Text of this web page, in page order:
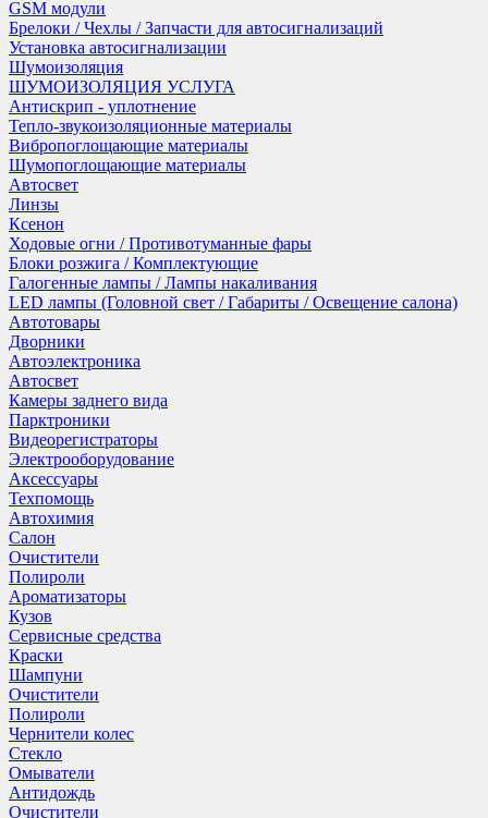
GSM модули
Брелоки / Чехлы / Запчасти для автосигнализаций
Установка автосигнализации
Шумоизоляция
ШУМОИЗОЛЯЦИЯ УСЛУГА
Антискрип - уплотнение
Тепло-звукоизоляционные материалы
Вибропоглощающие материалы
Шумопоглощающие материалы
Автосвет
Линзы
Ксенон
Ходовые огни / Противотуманные фары
Блоки розжига / Комплектующие
Галогенные лампы / Лампы накаливания
LED лампы (Головной свет / Габариты / Освещение салона)
Автотовары
Дворники
Автоэлектроника
Автосвет
Камеры заднего вида
Парктроники
Видеорегистраторы
Электрооборудование
Аксессуары
Техпомощь
Автохимия
Салон
Очистители
Полироли
Ароматизаторы
Кузов
Сервисные средства
Краски
Шампуни
Очистители
Полироли
Чернители колес
Стекло
Омыватели
Антидождь
Очистители